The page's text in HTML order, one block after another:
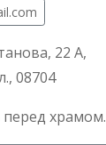
22 А,
08704
храмом.